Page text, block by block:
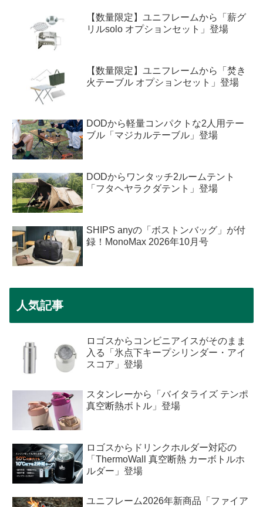
【数量限定】ユニフレームから「薪グ
リルsolo オプションセット」登場
【数量限定】ユニフレームから「焚き
火テーブル オプションセット」登場
DODから軽量コンパクトな2人用テー
ブル「マジカルテーブル」登場
DODからワンタッチ2ルームテント
「フタヘヤラクダテント」登場
SHIPS anyの「ボストンバッグ」が付
録！MonoMax 2026年10月号
人気記事
ロゴスからコンビニアイスがそのまま
入る「氷点下キープシリンダー・アイ
スコア」登場
スタンレーから「バイタライズ テンポ
真空断熱ボトル」登場
ロゴスからドリンクホルダー対応の
「ThermoWall 真空断熱 カーボトルホ
ルダー」登場
ユニフレーム2026年新商品「ファイア